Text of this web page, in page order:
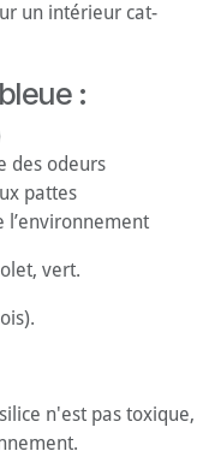
un intérieur cat-
:
des odeurs
pattes
l’environnement
vert.
n'est pas toxique,